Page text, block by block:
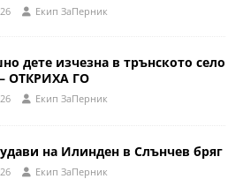
Eкип ЗаПерник
дете изчезна в трънското село
ОТКРИХА ГО
Eкип ЗаПерник
на Илинден в Слънчев бряг
Eкип ЗаПерник